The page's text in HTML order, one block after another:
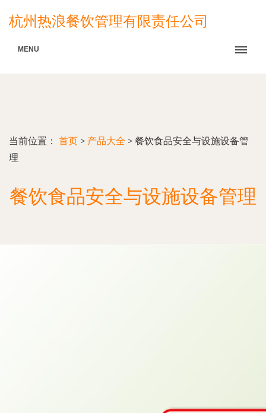
杭州热浪餐饮管理有限责任公司
MENU
当前位置： 首页 > 产品大全 > 餐饮食品安全与设施设备管
理
餐饮食品安全与设施设备管理